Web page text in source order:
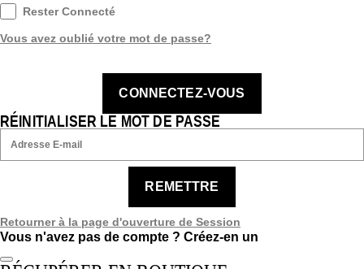
Rester Connecté
Vous avez oublié votre mot de passe?
CONNECTEZ-VOUS
RÉINITIALISER LE MOT DE PASSE
REMETTRE
Retourner à la page d'ouverture de Session
Vous n'avez pas de compte ? Créez-en un